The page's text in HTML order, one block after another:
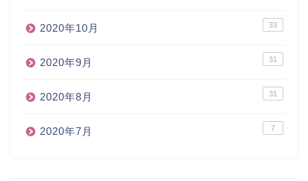
2020年10月 33
2020年9月 31
2020年8月 31
2020年7月 7